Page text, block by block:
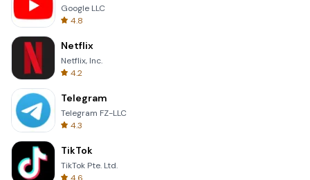
Google LLC
4.8
Netflix
Netflix, Inc.
4.2
Telegram
Telegram FZ-LLC
4.3
TikTok
TikTok Pte. Ltd.